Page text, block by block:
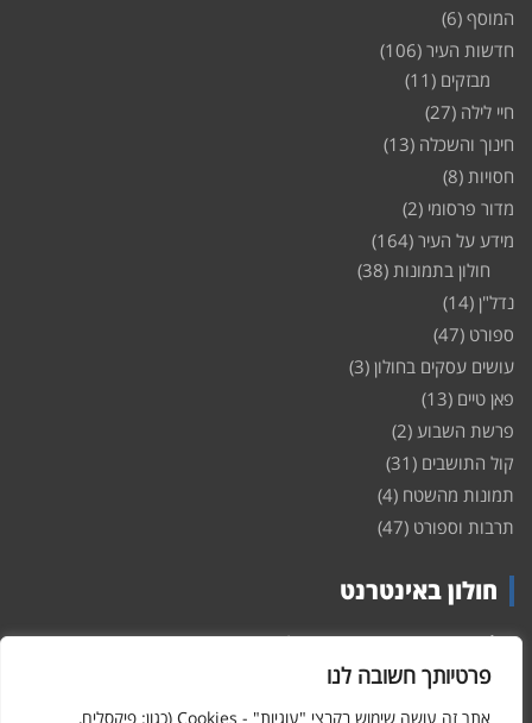
פרטיותך חשובה לנו
אתר זה עושה שימוש בקבצי "עוגיות" - Cookies (כגון: פיקסלים,
המוסף (6)
חדשות העיר (106)
מבזקים (11)
חיי לילה (27)
חינוך והשכלה (13)
חסויות (8)
מדור פרסומי (2)
מידע על העיר (164)
חולון בתמונות (38)
נדל"ן (14)
ספורט (47)
עושים עסקים בחולון (3)
פאן טיים (13)
פרשת השבוע (2)
קול התושבים (31)
תמונות מהשטח (4)
תרבות וספורט (47)
חולון באינטרנט
חולוןבאינטרנט – האתר שמביא לכם עדכונים ומידע מהשטח מהעיר
חולון. במה פתוחה לקול תושבי חולון באינטרנט, מידע על
ופרוייקטים חדשים בעיר, חיי לילה, וכן טורי דעה, עסקים בחולון, ודיונים על
הנעשה בעיר. אתם מוזמנים ומוזמנות להשתתף בדיון ולשלוח לנו כתבות